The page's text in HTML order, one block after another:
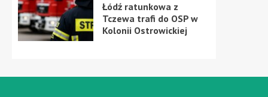
Łódź ratunkowa z
Tczewa trafi do OSP w
Kolonii Ostrowickiej